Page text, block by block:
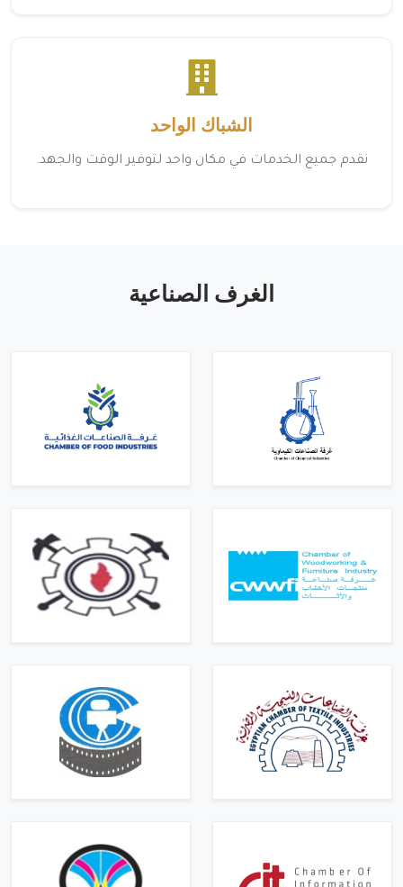
الشباك الواحد
نقدم جميع الخدمات في مكان واحد لتوفير الوقت والجهد.
الغرف الصناعية